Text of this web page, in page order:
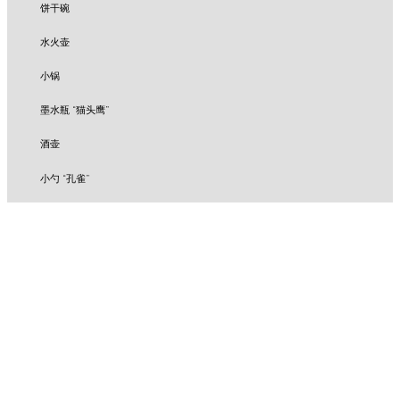
饼干碗
水火壶
小锅
墨水瓶 “猫头鹰”
酒壶
小勺 “孔雀”